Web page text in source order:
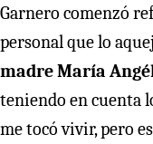
Garnero comenzó
personal que lo
madre María
teniendo en cuenta
me tocó vivir, pero